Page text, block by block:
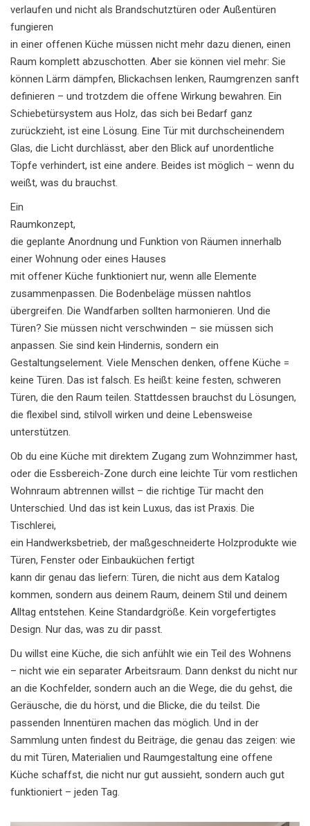
verlaufen und nicht als Brandschutztüren oder Außentüren
fungieren
in einer offenen Küche müssen nicht mehr dazu dienen, einen
Raum komplett abzuschotten. Aber sie können viel mehr: Sie
können Lärm dämpfen, Blickachsen lenken, Raumgrenzen sanft
definieren – und trotzdem die offene Wirkung bewahren. Ein
Schiebetürsystem aus Holz, das sich bei Bedarf ganz
zurückzieht, ist eine Lösung. Eine Tür mit durchscheinendem
Glas, die Licht durchlässt, aber den Blick auf unordentliche
Töpfe verhindert, ist eine andere. Beides ist möglich – wenn du
weißt, was du brauchst.
Ein
Raumkonzept,
die geplante Anordnung und Funktion von Räumen innerhalb
einer Wohnung oder eines Hauses
mit offener Küche funktioniert nur, wenn alle Elemente
zusammenpassen. Die Bodenbeläge müssen nahtlos
übergreifen. Die Wandfarben sollten harmonieren. Und die
Türen? Sie müssen nicht verschwinden – sie müssen sich
anpassen. Sie sind kein Hindernis, sondern ein
Gestaltungselement. Viele Menschen denken, offene Küche =
keine Türen. Das ist falsch. Es heißt: keine festen, schweren
Türen, die den Raum teilen. Stattdessen brauchst du Lösungen,
die flexibel sind, stilvoll wirken und deine Lebensweise
unterstützen.
Ob du eine Küche mit direktem Zugang zum Wohnzimmer hast,
oder die Essbereich-Zone durch eine leichte Tür vom restlichen
Wohnraum abtrennen willst – die richtige Tür macht den
Unterschied. Und das ist kein Luxus, das ist Praxis. Die
Tischlerei,
ein Handwerksbetrieb, der maßgeschneiderte Holzprodukte wie
Türen, Fenster oder Einbauküchen fertigt
kann dir genau das liefern: Türen, die nicht aus dem Katalog
kommen, sondern aus deinem Raum, deinem Stil und deinem
Alltag entstehen. Keine Standardgröße. Kein vorgefertigtes
Design. Nur das, was zu dir passt.
Du willst eine Küche, die sich anfühlt wie ein Teil des Wohnens
– nicht wie ein separater Arbeitsraum. Dann denkst du nicht nur
an die Kochfelder, sondern auch an die Wege, die du gehst, die
Geräusche, die du hörst, und die Blicke, die du teilst. Die
passenden Innentüren machen das möglich. Und in der
Sammlung unten findest du Beiträge, die genau das zeigen: wie
du mit Türen, Materialien und Raumgestaltung eine offene
Küche schaffst, die nicht nur gut aussieht, sondern auch gut
funktioniert – jeden Tag.